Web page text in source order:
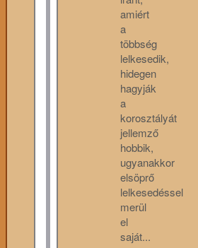
amiért
a
többség
lelkesedik,
hidegen
hagyják
a
korosztályát
jellemző
hobbik,
ugyanakkor
elsöprő
lelkesedéssel
merül
el
saját...